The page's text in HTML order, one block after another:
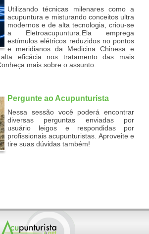
Utilizando técnicas milenares como a
acupuntura e misturando conceitos ultra
modernos e de alta tecnologia, criou-se
a Eletroacupuntura.Ela emprega
estímulos elétricos reduzidos no pontos
e meridianos da Medicina Chinesa e
eficácia nos tratamento das mais
mais sobre o assunto.
Pergunte ao Acupunturista
Nessa sessão você poderá encontrar
diversas perguntas enviadas por
usuário leigos e respondidas por
profissionais acupunturistas. Aproveite e
tire suas dúvidas também!